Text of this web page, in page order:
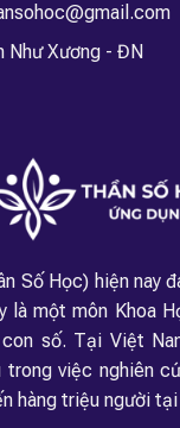
Số Học) hiện nay
là một môn Khoa
số. Tại Việt
trong việc nghiên
hàng triệu người
Như Xương - ĐN